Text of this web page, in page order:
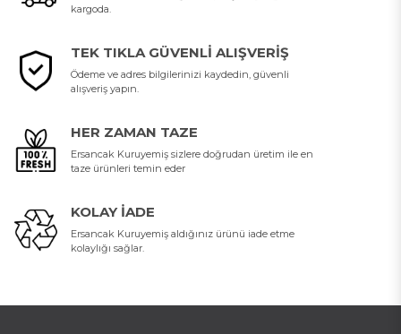
kargoda.
TEK TIKLA GÜVENLI ALIŞVERIŞ
Ödeme ve adres bilgilerinizi kaydedin, güvenli
alışveriş yapın.
HER ZAMAN TAZE
Ersancak Kuruyemiş sizlere doğrudan üretim ile en
taze ürünleri temin eder
KOLAY İADE
Ersancak Kuruyemiş aldığınız ürünü iade etme
kolaylığı sağlar.